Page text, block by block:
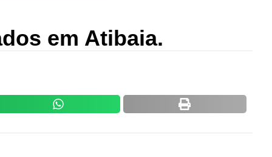
em Atibaia.